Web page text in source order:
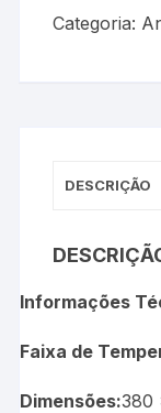
Categoria:
DESCRIÇÃO
Informações
Faixa de
Dimensões:380